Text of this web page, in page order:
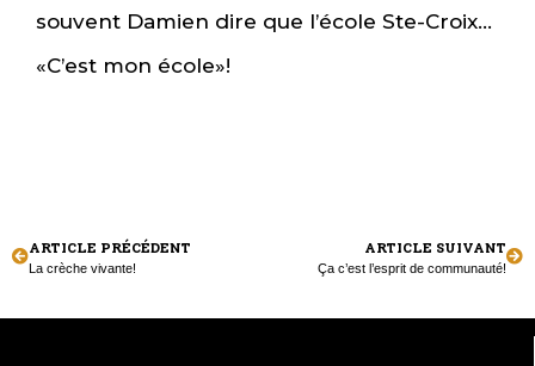
souvent Damien dire que l’école Ste-Croix…
«C’est mon école»!
ARTICLE PRÉCÉDENT
La crèche vivante!
ARTICLE SUIVANT
Ça c’est l’esprit de communauté!